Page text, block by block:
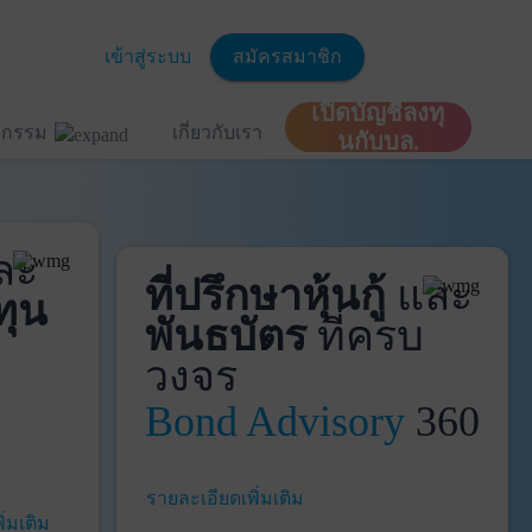
เข้าสู่ระบบ สมัครสมาชิก
รรม เกี่ยวกับเรา
เปิดบัญชีลงทุ
นกับบล.
ะ
น
มเติม
ที่ปรึกษาหุ้นกู้ และ
พันธบัตรที่ครบ
วงจร
Bond Advisory360
รายละเอียดเพิ่มเติม